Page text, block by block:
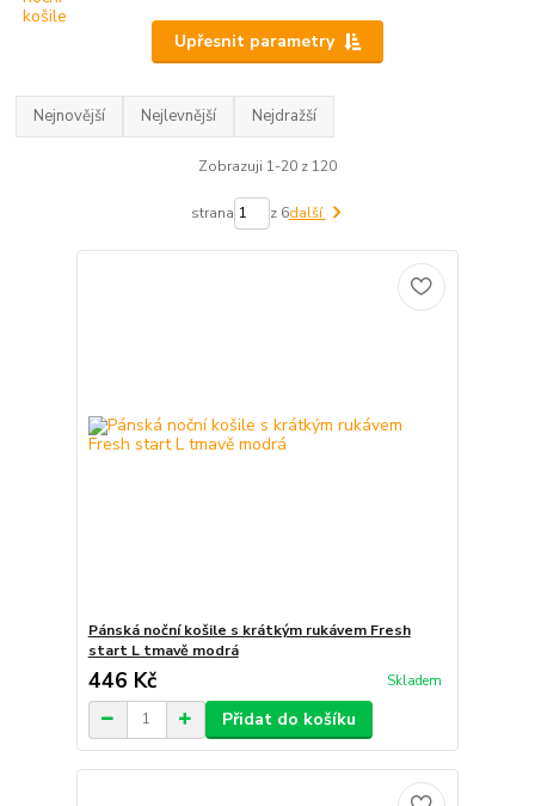
Upřesnit parametry
Nejnovější Nejlevnější Nejdražší
Zobrazuji 1-20 z 120
strana z 6další
Pánská noční košile s krátkým rukávem Fresh
start L tmavě modrá
446 Kč Skladem
Přidat do košíku